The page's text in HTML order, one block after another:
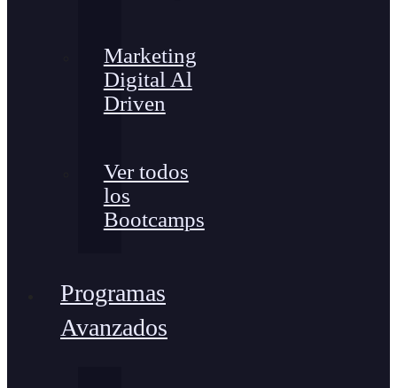
Marketing
Digital Al
Driven
Ver todos
los
Bootcamps
Programas
Avanzados